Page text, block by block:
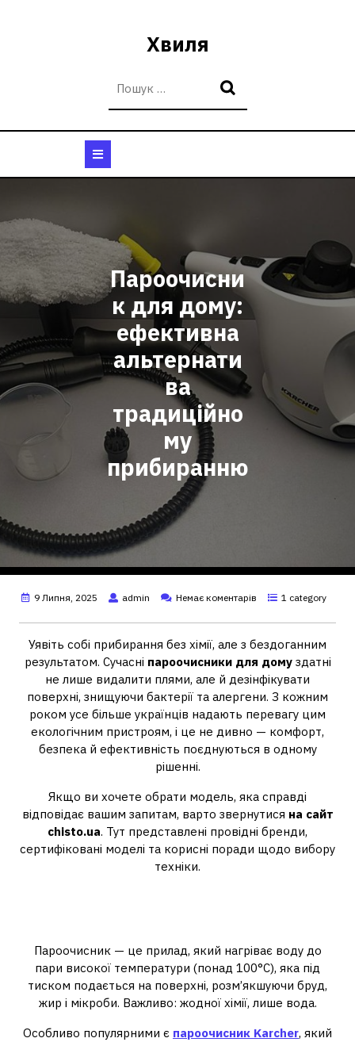
Хвиля
Пароочисни
к для дому:
ефективна
альтернати
ва
традиційно
му
прибиранню
9 Липня, 2025 admin Немає коментарів 1 category
Уявіть собі прибирання без хімії, але з бездоганним
результатом. Сучасні пароочисники для домуздатні
не лише видалити плями, але й дезінфікувати
поверхні, знищуючи бактерії та алергени. З кожним
роком усе більше українців надають перевагу цим
екологічним пристроям, і це не дивно — комфорт,
безпека й ефективність поєднуються в одному
рішенні.
Якщо ви хочете обрати модель, яка справді
відповідає вашим запитам, варто звернутися на сайт
chisto.ua. Тут представлені провідні бренди,
сертифіковані моделі та корисні поради щодо вибору
техніки.
Пароочисник — це прилад, який нагріває воду до
пари високої температури (понад 100°C), яка під
тиском подається на поверхні, розм’якшуючи бруд,
жир і мікроби. Важливо: жодної хімії, лише вода.
Особливо популярними є пароочисник Karcher, який